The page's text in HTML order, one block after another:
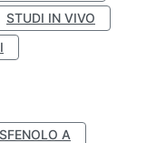
STUDI IN VIVO
A